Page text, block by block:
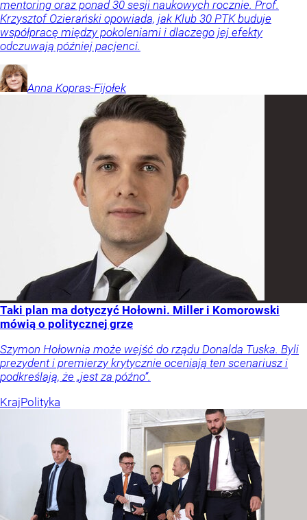
mentoring oraz ponad 30 sesji naukowych rocznie. Prof.
Krzysztof Ozierański opowiada, jak Klub 30 PTK buduje
współpracę między pokoleniami i dlaczego jej efekty
odczuwają później pacjenci.
Anna Kopras-Fijołek
Taki plan ma dotyczyć Hołowni. Miller i Komorowski
mówią o politycznej grze
Szymon Hołownia może wejść do rządu Donalda Tuska. Byli
prezydent i premierzy krytycznie oceniają ten scenariusz i
podkreślają, że „jest za późno”.
KrajPolityka